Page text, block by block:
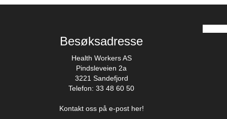
Besøksadresse
Health Workers AS
Pindsleveien 2a
3221 Sandefjord
Telefon: 33 48 60 50
Kontakt oss på e-post her!